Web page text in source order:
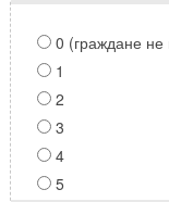
0 (граждане не
1
2
3
4
5